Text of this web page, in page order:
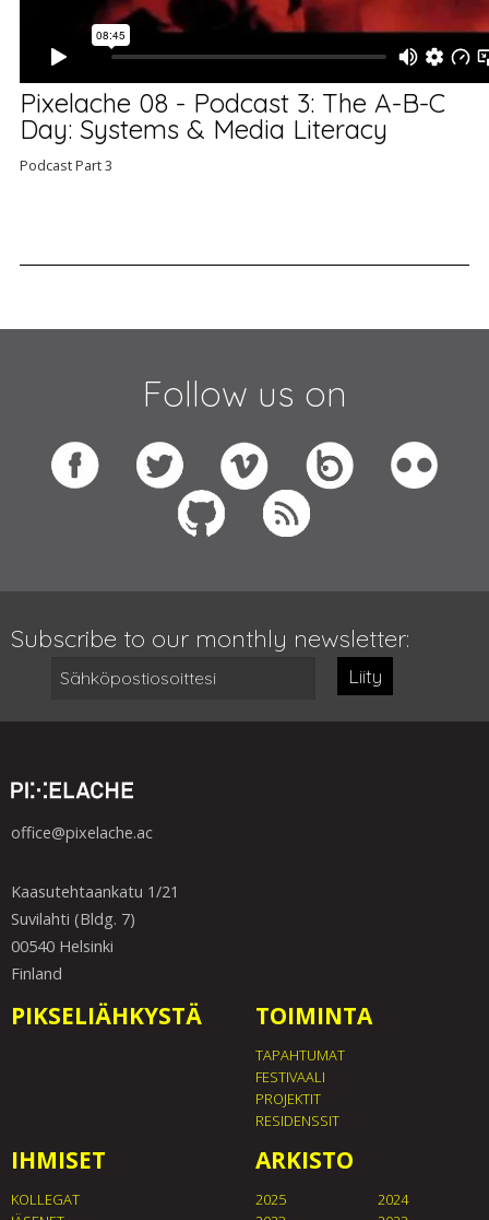
Pixelache 08 - Podcast 3: The A-B-C
Day: Systems & Media Literacy
Podcast Part 3
Follow us on
Subscribe to our monthly newsletter:
Liity
office@pixelache.ac
Kaasutehtaankatu 1/21
Suvilahti (Bldg. 7)
00540 Helsinki
Finland
PIKSELIÄHKYSTÄ TOIMINTA
TAPAHTUMAT
FESTIVAALI
PROJEKTIT
RESIDENSSIT
IHMISET
KOLLEGAT
ARKISTO
2025
2024